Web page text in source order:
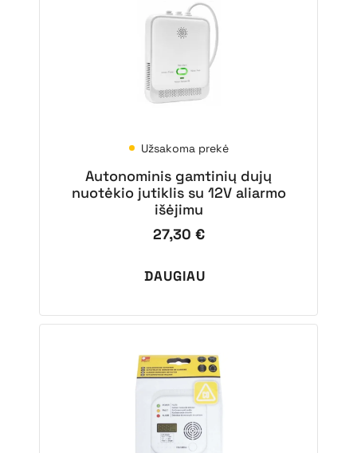
Užsakoma prekė
Autonominis gamtinių dujų
nuotėkio jutiklis su 12V aliarmo
išėjimu
27,30 €
DAUGIAU